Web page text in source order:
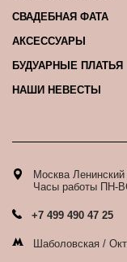
СВАДЕБНАЯ ФАТА
АКСЕССУАРЫ
БУДУАРНЫЕ ПЛАТЬЯ
НАШИ НЕВЕСТЫ
Москва Ленинский
Часы работы ПН-
+7 499 490 47 25
Шаболовская /